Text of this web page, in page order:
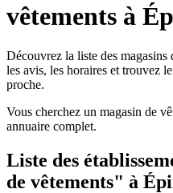
vêtements à
Découvrez la liste des
les avis, les horaires et trouvez
proche.
Vous cherchez un magasin de
annuaire complet.
Liste des
de vêtements" à